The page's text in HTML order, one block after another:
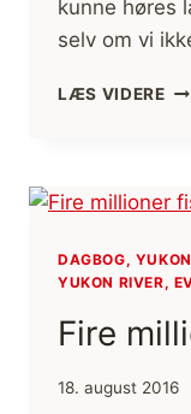
kunne høres
selv om vi
LÆS VIDERE
DAGBOG,
YUKON RIVER,
Fire
18. august 2016